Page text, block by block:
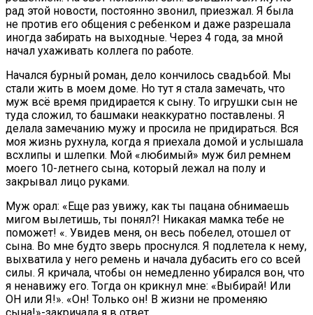
рад этой новости, постоянно звонил, приезжал. Я была
не против его общения с ребенком и даже разрешала
иногда забирать на выходные. Через 4 года, за мной
начал ухаживать коллега по работе.
Начался бурный роман, дело кончилось свадьбой. Мы
стали жить в моем доме. Но тут я стала замечать, что
муж всё время придирается к сыну. То игрушки сын не
туда сложил, то башмаки неаккуратно поставлены. Я
делала замечанию мужу и просила не придираться. Вся
моя жизнь рухнула, когда я приехала домой и услышала
всхлипы и шлепки. Мой «любимый» муж бил ремнем
моего 10-летнего сына, который лежал на полу и
закрывал лицо руками.
Муж орал: «Еще раз увижу, как ты пацана обнимаешь
мигом вылетишь, ты понял?! Никакая мамка тебе не
поможет! «. Увидев меня, он весь побелел, отошел от
сына. Во мне будто зверь проснулся. Я подлетела к нему,
выхватила у него ремень и начала дубасить его со всей
силы. Я кричала, чтобы он немедленно убирался вон, что
я ненавижу его. Тогда он крикнул мне: «Выбирай! Или
ОН или Я!». «Он! Только он! В жизни не променяю